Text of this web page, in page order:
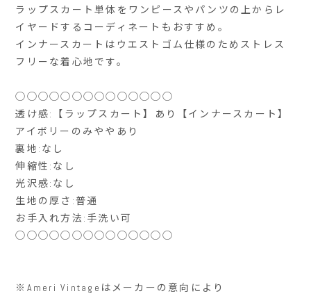
ラップスカート単体をワンピースやパンツの上からレ
イヤードするコーディネートもおすすめ。
インナースカートはウエストゴム仕様のためストレス
フリーな着心地です。
◯◯◯◯◯◯◯◯◯◯◯◯◯◯
透け感:【ラップスカート】あり【インナースカート】
アイボリーのみややあり
裏地:なし
伸縮性:なし
光沢感:なし
生地の厚さ:普通
お手入れ方法:手洗い可
◯◯◯◯◯◯◯◯◯◯◯◯◯◯
※Ameri Vintage はメーカーの意向により